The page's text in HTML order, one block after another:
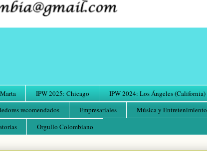
IPW 2025: Chicago IPW 2024: Los Ángeles (California)
recomendados Empresariales Música y Entretenimiento
Orgullo Colombiano